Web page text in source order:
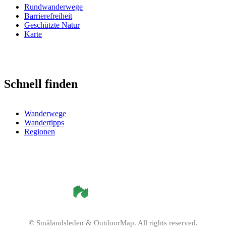
Rundwanderwege
Barrierefreiheit
Geschützte Natur
Karte
Schnell finden
Wanderwege
Wandertipps
Regionen
© Smålandsleden & OutdoorMap. All rights reserved.